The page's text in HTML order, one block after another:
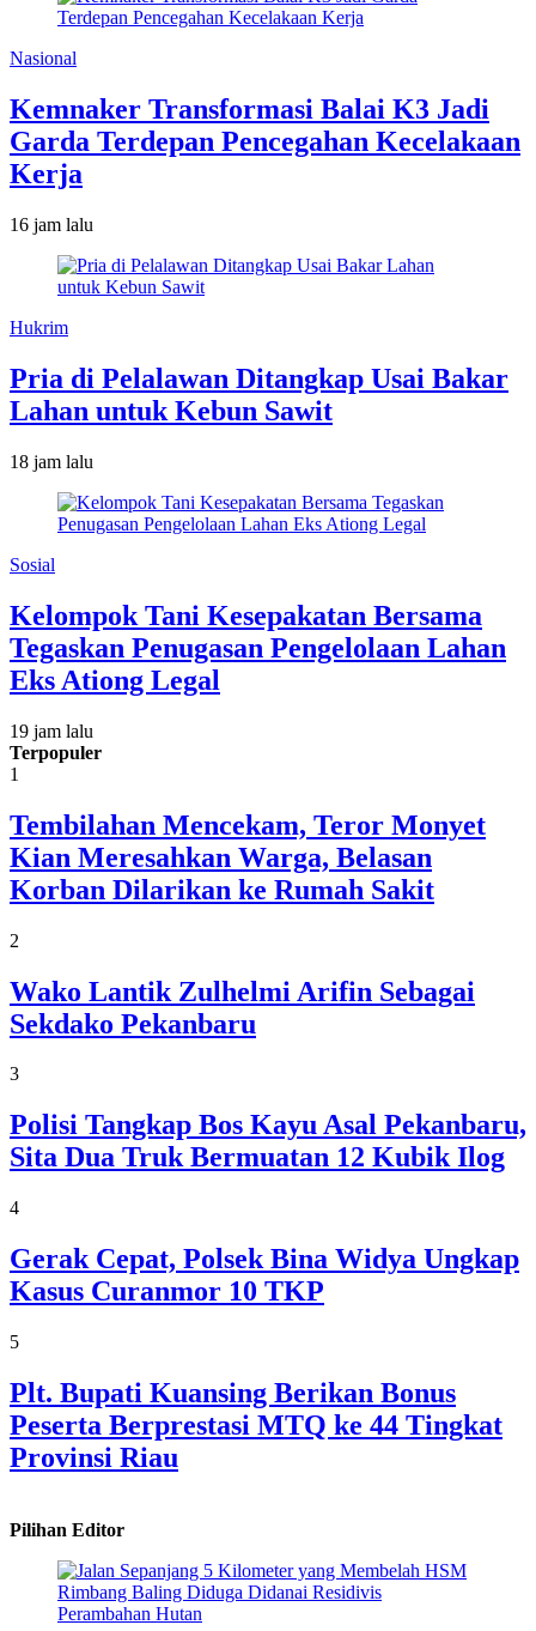
Nasional
Kemnaker Transformasi Balai K3 Jadi
Garda Terdepan Pencegahan Kecelakaan
Kerja
16 jam lalu
Hukrim
Pria di Pelalawan Ditangkap Usai Bakar
Lahan untuk Kebun Sawit
18 jam lalu
Sosial
Kelompok Tani Kesepakatan Bersama
Tegaskan Penugasan Pengelolaan Lahan
Eks Ationg Legal
19 jam lalu
Terpopuler
1
Tembilahan Mencekam, Teror Monyet
Kian Meresahkan Warga, Belasan
Korban Dilarikan ke Rumah Sakit
2
Wako Lantik Zulhelmi Arifin Sebagai
Sekdako Pekanbaru
3
Polisi Tangkap Bos Kayu Asal Pekanbaru,
Sita Dua Truk Bermuatan 12 Kubik Ilog
4
Gerak Cepat, Polsek Bina Widya Ungkap
Kasus Curanmor 10 TKP
5
Plt. Bupati Kuansing Berikan Bonus
Peserta Berprestasi MTQ ke 44 Tingkat
Provinsi Riau
Pilihan Editor